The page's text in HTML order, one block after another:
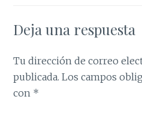
Deja una respuesta
Tu dirección de correo
publicada. Los campos
con *